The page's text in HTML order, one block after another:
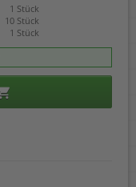
1 Stück
10 Stück
1 Stück